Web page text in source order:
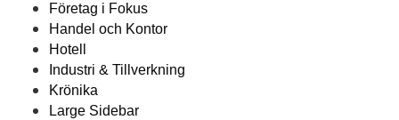
Företag i Fokus
Handel och Kontor
Hotell
Industri & Tillverkning
Krönika
Large Sidebar